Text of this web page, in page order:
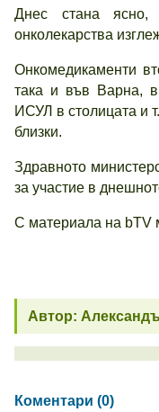
Днес стана
онколекарства
Онкомедикаменти
така и във Варна, в
ИСУЛ в столицата и
близки.
Здравното
за участие в
С материала на bTV
Автор:
Коментари (0)